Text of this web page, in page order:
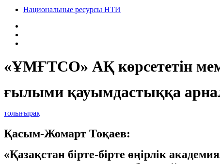
Национальные ресурсы НТИ
«ҰМҒТСО» АҚ көрсететін
ғылыми қауымдастыққа
толығырақ
Қасым-Жомарт Тоқаев:
«Қазақстан бірте-бірте өңірлік